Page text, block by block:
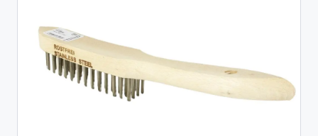
Yritys
Yhteystiedot